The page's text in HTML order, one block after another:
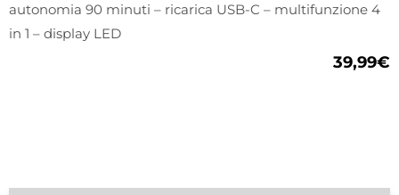
autonomia 90 minuti – ricarica USB-C – multifunzione 4
in 1 – display LED
39,99€